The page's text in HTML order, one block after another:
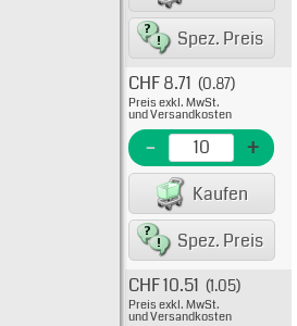
Spez. Preis
EME
CHF 8.71 (0.87)
Preis exkl. MwSt.
und Versandkosten
- +
Kaufen
Spez. Preis
CHF 10.51 (1.05)
Preis exkl. MwSt.
und Versandkosten